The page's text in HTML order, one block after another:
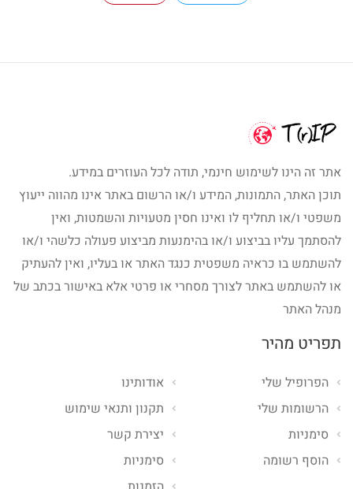
אתר זה הינו לשימוש חינמי, תודה לכל העוזרים במידע.
תוכן האתר, התמונות, המידע ו/או הרשום באתר אינו מהווה ייעוץ
משפטי ו/או תחליף לו ואינו חסין מטעויות והשמטות, ואין
להסתמך עליו בביצוע ו/או בהימנעות מביצוע פעולה כלשהי ו/או
להשתמש בו כראיה משפטית כנגד האתר או בעליו, ואין להעתיק
או להשתמש באתר לצורך מסחרי או פרטי אלא באישור בכתב של
מנהל האתר
תפריט מהיר
אודותינו
תקנון ותנאי שימוש
יצירת קשר
סימניות
הפרופיל שלי
הרשומות שלי
סימניות
הוסף רשומה